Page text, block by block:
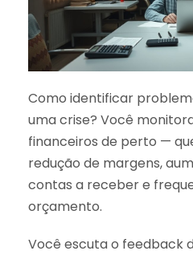
Como identificar
uma crise? Você
financeiros de perto —
redução de margens,
contas a receber e
orçamento.
Você escuta o feedback